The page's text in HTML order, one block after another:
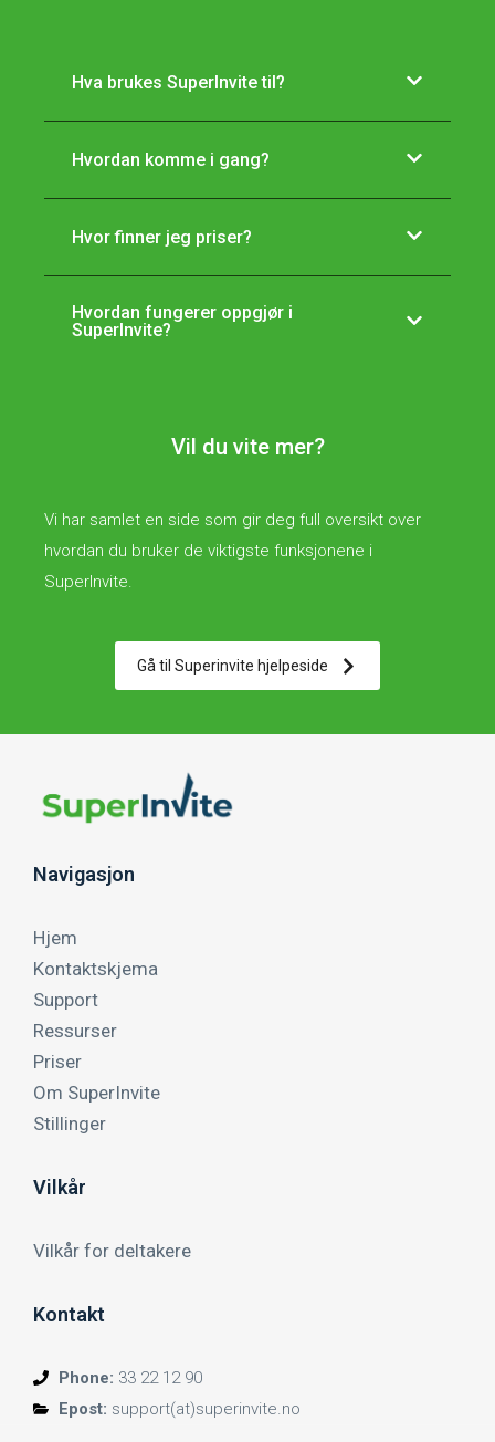
Vil du vite mer?
Vi har samlet en side som gir deg full oversikt over
hvordan du bruker de viktigste funksjonene i
SuperInvite.
Gå til Superinvite hjelpeside
Hva brukes SuperInvite til?
Hvordan komme i gang?
Hvor finner jeg priser?
Hvordan fungerer oppgjør i
SuperInvite?
Navigasjon
Hjem
Kontaktskjema
Support
Ressurser
Priser
Om SuperInvite
Stillinger
Vilkår
Vilkår for deltakere
Kontakt
Phone: 33 22 12 90
Epost: support(at)superinvite.no